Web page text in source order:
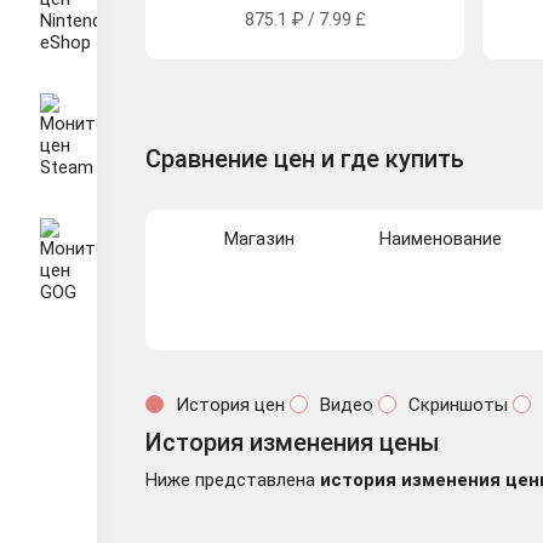
875.1 ₽ / 7.99 £
Сравнение цен и где купить
Магазин Наименование
История цен Видео Скриншоты
История изменения цены
Ниже представлена история изменения